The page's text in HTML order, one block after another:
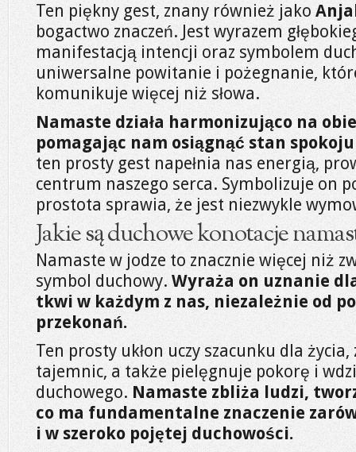
Ten piękny gest, znany również jako
bogactwo znaczeń. Jest wyrazem
manifestacją intencji oraz symbolem
uniwersalne powitanie i pożegnanie,
komunikuje więcej niż słowa.
Namaste działa harmonizująco na
pomagając nam osiągnąć stan
ten prosty gest napełnia nas energią,
centrum naszego serca. Symbolizuje on
prostota sprawia, że jest niezwykle
Jakie są duchowe konotacje
Namaste w jodze to znacznie więcej niż
symbol duchowy. Wyraża on uznanie
tkwi w każdym z nas, niezależnie od
przekonań.
Ten prosty ukłon uczy szacunku dla
tajemnic, a także pielęgnuje pokorę i
duchowego. Namaste zbliża ludzi,
co ma fundamentalne znaczenie
i w szeroko pojętej duchowości.